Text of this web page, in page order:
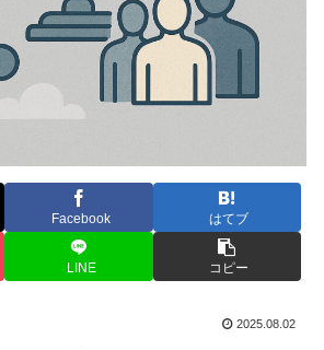
Facebook はてブ
LINE コピー
2025.08.02